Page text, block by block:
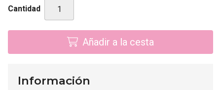
Cantidad
Añadir a la cesta
Información